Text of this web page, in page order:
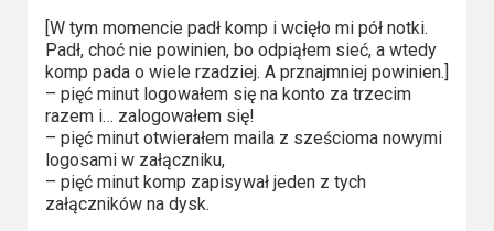
Amazon
Prime
Video
Apple
TV
+
[W tym momencie padł komp i wcięło mi pół notki.
Padł, choć nie powinien, bo odpiąłem sieć, a wtedy
komp pada o wiele rzadziej. A prznajmniej powinien.]
– pięć minut logowałem się na konto za trzecim
razem i… zalogowałem się!
– pięć minut otwierałem maila z sześcioma nowymi
logosami w załączniku,
– pięć minut komp zapisywał jeden z tych
załączników na dysk.